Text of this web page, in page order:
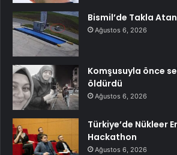
Bismil’de Takla
Ağustos 6, 2026
Komşusuyla önce
öldürdü
Ağustos 6, 2026
Türkiye’de Nükleer
Hackathon
Ağustos 6, 2026